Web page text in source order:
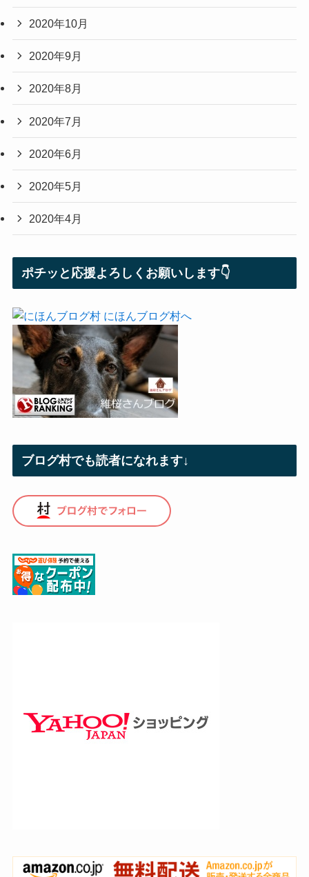
2020年10月
2020年9月
2020年8月
2020年7月
2020年6月
2020年5月
2020年4月
ポチッと応援よろしくお願いします👇
ブログ村でも読者になれます↓